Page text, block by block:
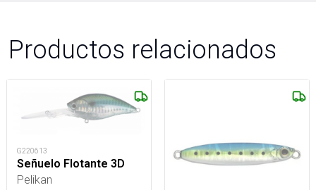
Productos relacionados
G220613
Señuelo Flotante 3D
Pelikan